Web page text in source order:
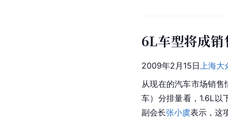
6L车型将成销
2009年2月15日 上海大
从现在的汽车市场销
车）分排量看，1.6L以
副会长张小虞表示，这